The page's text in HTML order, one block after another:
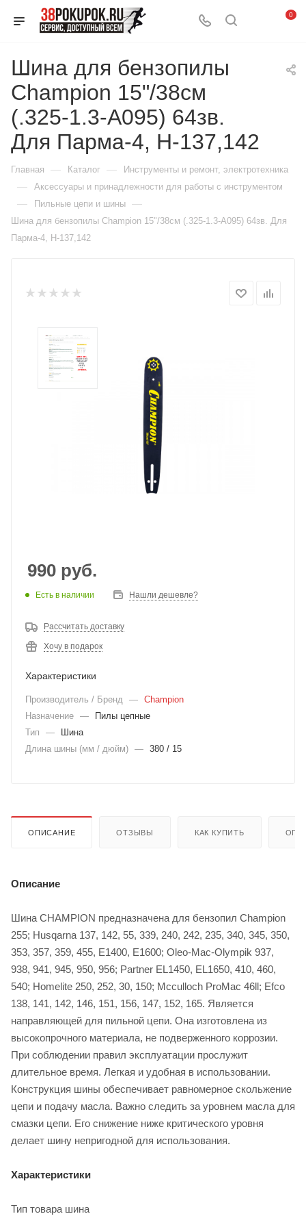
0
Шина для бензопилы
Champion 15"/38см
(.325-1.3-А095) 64зв.
Для Парма-4, H-137,142
Главная — Каталог — Инструменты и ремонт, электротехника
— Аксессуары и принадлежности для работы с инструментом
— Пильные цепи и шины —
Шина для бензопилы Champion 15"/38см (.325-1.3-А095) 64зв. Для
Парма-4, H-137,142
990 руб.
Есть в наличии Нашли дешевле?
Рассчитать доставку
Хочу в подарок
Характеристики
Производитель / Бренд — Champion
Назначение —
Пилы цепные
Тип
—
Шина
Длина шины (мм / дюйм) — 380 / 15
ОПИСАНИЕ ОТЗЫВЫ КАК КУПИТЬ
Описание
Шина CHAMPION предназначена для бензопил Champion
255; Husqarna 137, 142, 55, 339, 240, 242, 235, 340, 345, 350,
353, 357, 359, 455, Е1400, Е1600; Oleo-Mac-Olympik 937,
938, 941, 945, 950, 956; Partner EL1450, EL1650, 410, 460,
540; Homelite 250, 252, 30, 150; Mcculloch ProMac 46ll; Efco
138, 141, 142, 146, 151, 156, 147, 152, 165. Является
направляющей для пильной цепи. Она изготовлена из
высокопрочного материала, не подверженного коррозии.
При соблюдении правил эксплуатации прослужит
длительное время. Легкая и удобная в использовании.
Конструкция шины обеспечивает равномерное скольжение
цепи и подачу масла. Важно следить за уровнем масла для
смазки цепи. Его снижение ниже критического уровня
делает шину непригодной для использования.
Характеристики
Тип товара шина